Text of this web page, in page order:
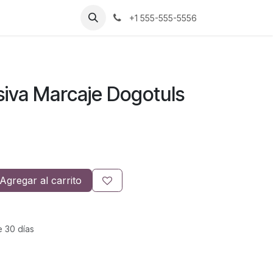
+1 555-555-5556
Marcaje Dogotuls
al carrito
30 días